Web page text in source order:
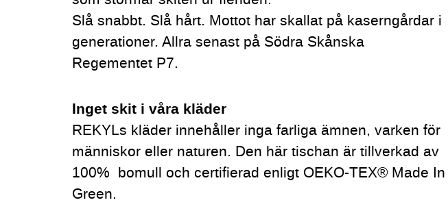
Slå snabbt. Slå hårt. Mottot har skallat på kaserngårdar i
generationer. Allra senast på Södra Skånska
Regementet P7.
Inget skit i våra kläder
REKYLs kläder innehåller inga farliga ämnen, varken för
människor eller naturen. Den här tischan är tillverkad av
100% bomull och certifierad enligt OEKO-TEX® Made In
Green.